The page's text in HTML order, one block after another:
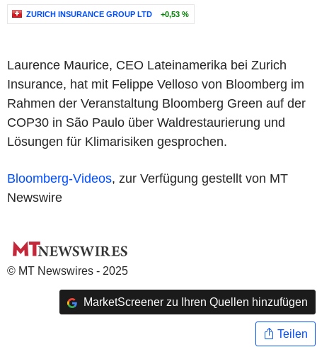
ZURICH INSURANCE GROUP LTD +0,53 %
Laurence Maurice, CEO Lateinamerika bei Zurich
Insurance, hat mit Felippe Velloso von Bloomberg im
Rahmen der Veranstaltung Bloomberg Green auf der
COP30 in São Paulo über Waldrestaurierung und
Lösungen für Klimarisiken gesprochen.
Bloomberg-Videos, zur Verfügung gestellt von MT
Newswire
© MT Newswires - 2025
MarketScreener zu Ihren Quellen hinzufügen
Teilen